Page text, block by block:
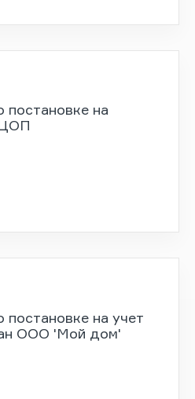
постановке на
ЦОП
постановке на учет
ООО 'Мой дом'